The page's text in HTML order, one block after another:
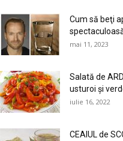
Cum să beţi
mai 11, 2023
Salată de
usturoi și
iulie 16, 2022
CEAIUL de